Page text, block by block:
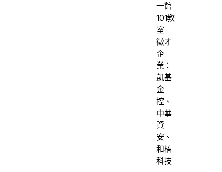
一館
101教
室
徵才
企
業：
凱基
金
控、
中華
資
安、
和椿
科技